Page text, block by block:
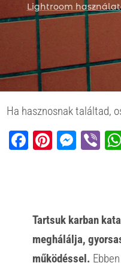
Lightroom
Ha hasznosnak találtad,
Tartsuk karban
meghálálja,
működéssel.